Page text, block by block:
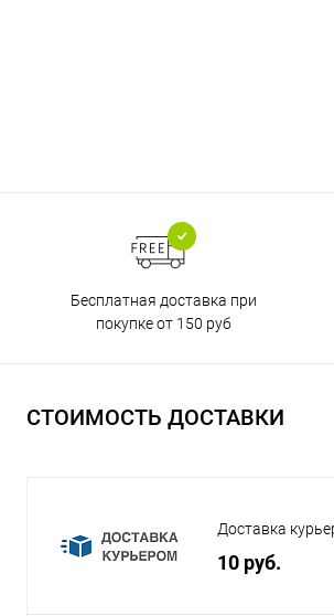
Бесплатная доставка при
покупке от 150 руб
СТОИМОСТЬ ДОСТАВКИ
Доставка
10 руб.